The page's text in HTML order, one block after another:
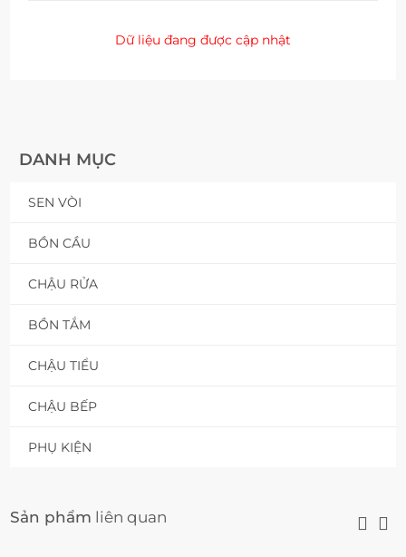
DANH MỤC
SEN VÒI
BỒN CẦU
CHẬU RỬA
BỒN TẮM
CHẬU TIỂU
CHẬU BẾP
PHỤ KIỆN
Dữ liệu đang được cập nhật
Sản phẩm liên quan